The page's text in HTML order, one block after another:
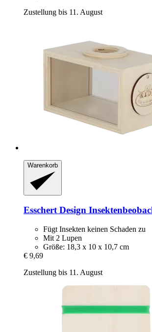
Zustellung bis 11. August
Warenkorb
Esschert Design
Fügt Insekten keinen Schaden zu
Mit 2 Lupen
Größe: 18,3 x 10 x 10,7 cm
€ 9,69
Zustellung bis 11. August